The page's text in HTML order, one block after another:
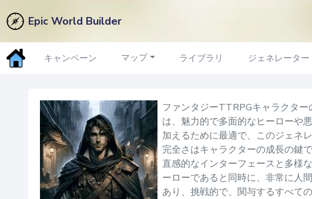
Epic World Builder
キャンペーン マップ ライブラリ ジェネレーター
欠陥ジェネレーター
ファンタジーTTRPGキャラクタ
は、魅力的で多面的なヒーローや
加えるために最適で、このジェネ
完全さはキャラクターの成長の鍵
直感的なインターフェースと多様
ーローであると同時に、非常に人
あり、挑戦的で、関与するすべて